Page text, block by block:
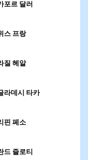
르 달러
스 프랑
질 헤알
데시 타카
핀 페소
즐로티